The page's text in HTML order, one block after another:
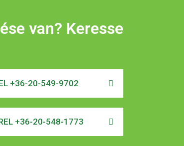
van? Keresse
+36-20-549-9702
+36-20-548-1773